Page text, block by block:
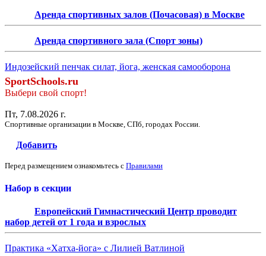
Аренда спортивных залов (Почасовая) в Москве
Аренда спортивного зала (Спорт зоны)
Индозейский пенчак силат, йога, женская самооборона
SportSchools.ru
Выбери свой спорт!
Пт, 7.08.2026 г.
Спортивные организации в Москве, СПб, городах России.
Добавить
Перед размещением ознакомьтесь с Правилами
Набор в секции
Европейский Гимнастический Центр проводит
набор детей от 1 года и взрослых
Практика «Хатха-йога» с Лилией Ватлиной